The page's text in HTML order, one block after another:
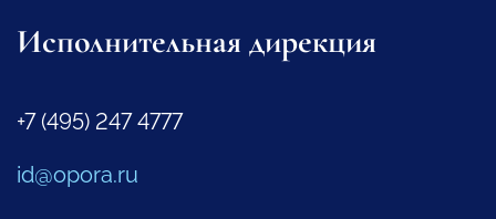
Исполнительная дирекция
+7 (495) 247 4777
id@opora.ru